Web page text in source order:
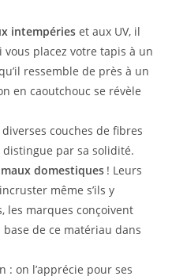
intempéries et aux UV, il
placez votre tapis à un
ressemble de près à un
en caoutchouc se révèle
couches de fibres
par sa solidité.
domestiques ! Leurs
même s’ils y
les marques conçoivent
de ce matériau dans
: on l’apprécie pour ses